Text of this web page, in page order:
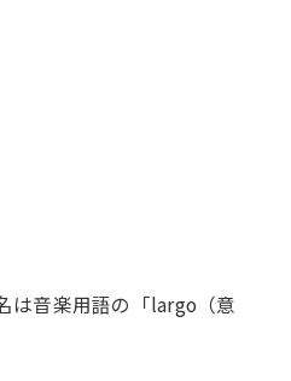
は音楽用語の「largo（意